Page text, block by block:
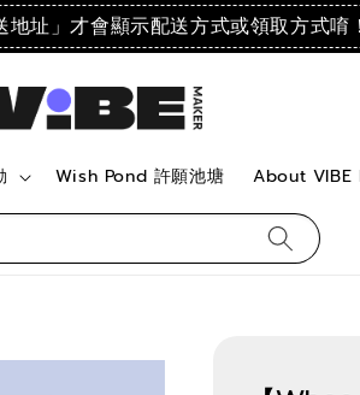
地址」才會顯示配送方式或領取方式唷
Wish Pond 許願池塘 About VIBE